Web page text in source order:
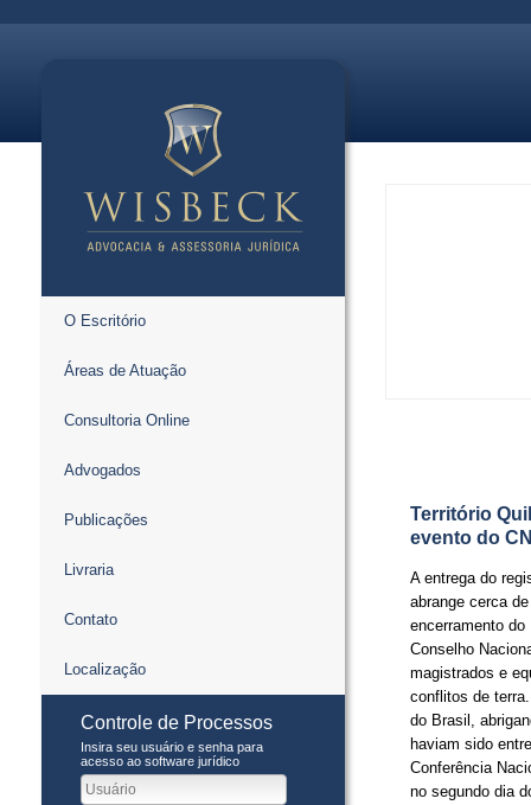
O Escritório
Áreas de Atuação
Consultoria Online
Advogados
Publicações
Livraria
Contato
Localização
Controle de Processos
Insira seu usuário e senha para
acesso ao software jurídico
Território
evento do
A entrega do
abrange cerca
encerramento
Conselho
magistrados e
conflitos de
do Brasil,
haviam sido
Conferência
no segundo dia